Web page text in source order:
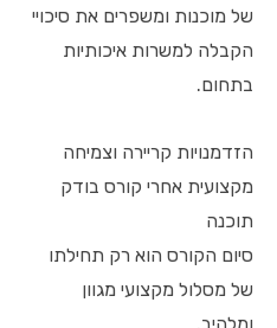
של מוכנות ומשפרים את סיכויי
הקבלה למשרות איכותיות
בתחום.
הזדמנויות קריירה וצמיחה
מקצועית אחרי קורס בודק
תוכנה
סיום הקורס הוא רק תחילתו
של מסלול מקצועי מגוון